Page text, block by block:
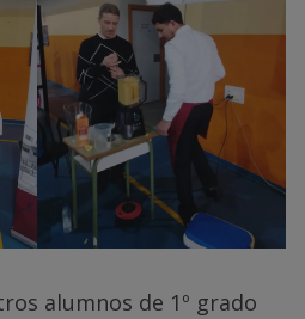
alumnos de 1º grado